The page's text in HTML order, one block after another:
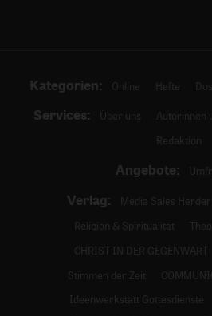
Kategorien: Online Hefte
Services: Über uns Autorinnen
Redaktion
Angebote:
Verlag:
Media Sales
Religion & Spiritualität
CHRIST IN DER GEGENWART
Stimmen der Zeit
Ideenwerkstatt Gottesdienste